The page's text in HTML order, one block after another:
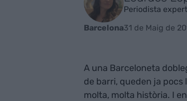
Periodista
Barcelona31 de Maig de
A una Barceloneta
de barri, queden ja
molta, molta història. I